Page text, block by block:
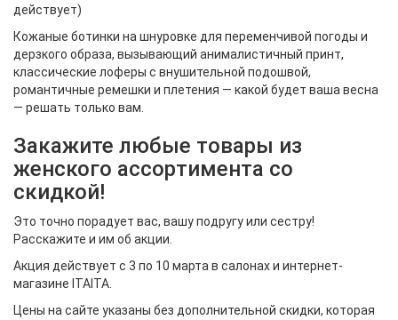
действует)
Кожаные ботинки на шнуровке для переменчивой погоды и
дерзкого образа, вызывающий анималистичный принт,
классические лоферы с внушительной подошвой,
романтичные ремешки и плетения — какой будет ваша весна
— решать только вам.
Закажите любые товары из
женского ассортимента со
скидкой!
Это точно порадует вас, вашу подругу или сестру!
Расскажите и им об акции.
Акция действует с 3 по 10 марта в салонах и интернет-
магазине ITAITA.
Цены на сайте указаны без дополнительной скидки, которая